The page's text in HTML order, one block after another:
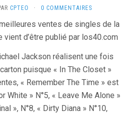
CPTEO · 0 COMMENTAIRES
ventes de singles de la
vient d’être publié par los40.com
Jackson réalisent une fois
puisque « In The Closet »
« Remember The Time » est
White » N°5, « Leave Me Alone »
», N°8, « Dirty Diana » N°10,